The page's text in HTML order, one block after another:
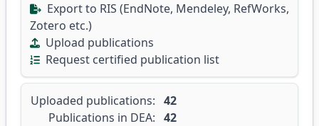
Export to RIS (EndNote, Mendeley, RefWorks,
Zotero etc.)
Upload publications
Request certified publication list
Uploaded publications: 42
Publications in DEA: 42